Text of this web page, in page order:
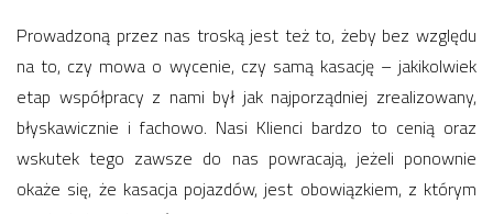
Prowadzoną przez nas troską jest też to, żeby bez względu
na to, czy mowa o wycenie, czy samą kasację – jakikolwiek
etap współpracy z nami był jak najporządniej zrealizowany,
błyskawicznie i fachowo. Nasi Klienci bardzo to cenią oraz
wskutek tego zawsze do nas powracają, jeżeli ponownie
okaże się, że kasacja pojazdów, jest obowiązkiem, z którym